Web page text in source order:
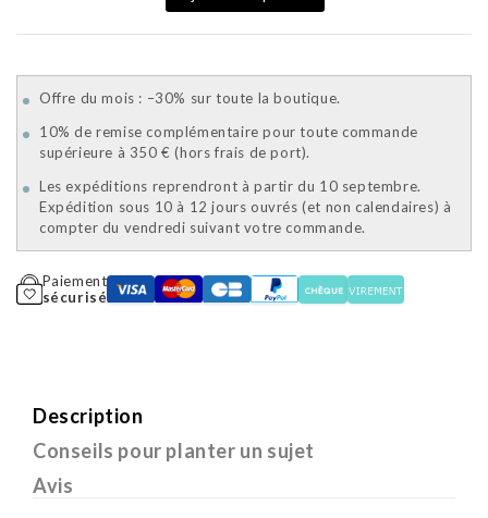
Offre du mois : –30% sur toute la boutique.
10% de remise complémentaire pour toute commande
supérieure à 350 € (hors frais de port).
Les expéditions reprendront à partir du 10 septembre.
Expédition sous 10 à 12 jours ouvrés (et non calendaires) à
compter du vendredi suivant votre commande.
Paiement
sécurisé
Description
Conseils pour planter un sujet
Avis